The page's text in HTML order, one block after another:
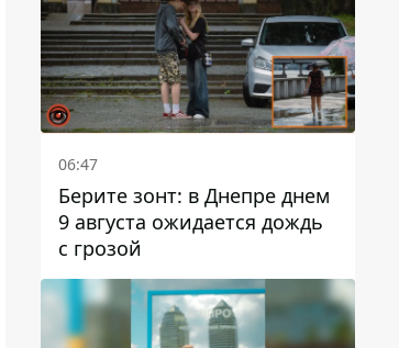
06:47
Берите зонт: в Днепре днем ​​
9 августа ожидается дождь
с грозой